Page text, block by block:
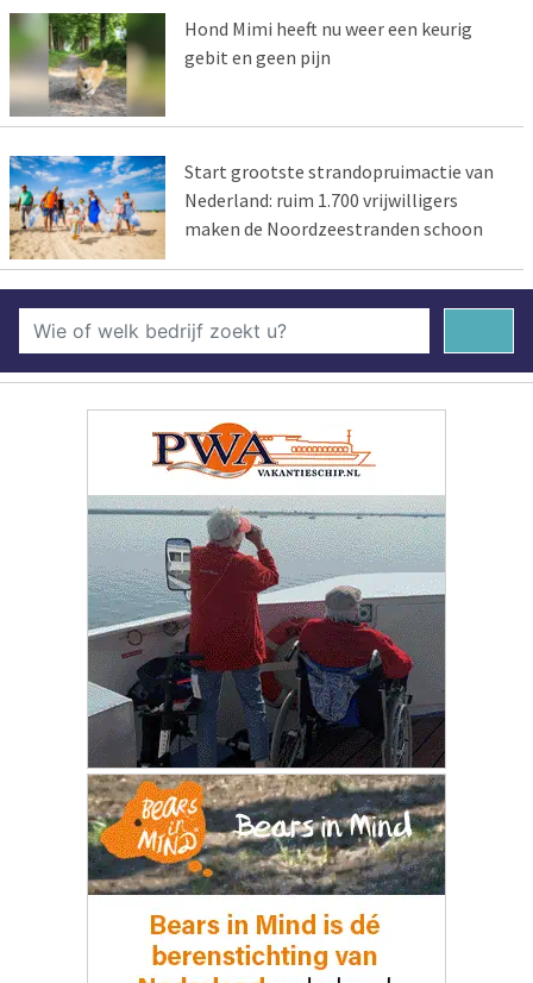
Hond Mimi heeft nu weer een keurig
gebit en geen pijn
Start grootste strandopruimactie van
Nederland: ruim 1.700 vrijwilligers
maken de Noordzeestranden schoon